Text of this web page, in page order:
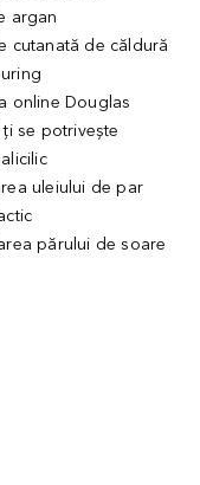
argan
cutanată de căldură
online Douglas
ți se potrivește
uleiului de par
părului de soare